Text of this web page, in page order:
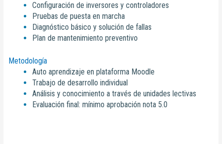
Configuración de inversores y controladores
Pruebas de puesta en marcha
Diagnóstico básico y solución de fallas
Plan de mantenimiento preventivo
Metodología
Auto aprendizaje en plataforma Moodle
Trabajo de desarrollo individual
Análisis y conocimiento a través de unidades lectivas
Evaluación final: mínimo aprobación nota 5.0